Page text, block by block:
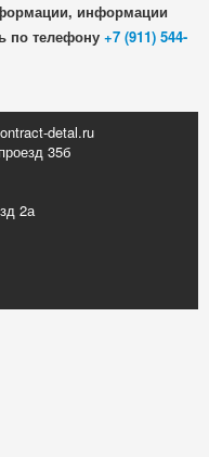
информации
по телефону +7 (911) 544-
detal.ru
35б
2а